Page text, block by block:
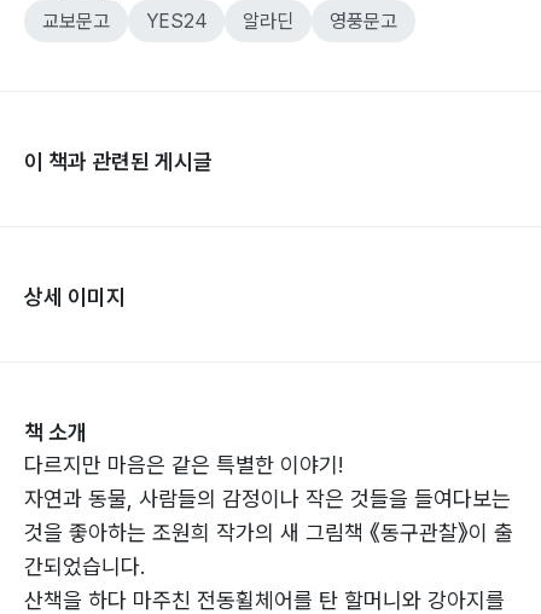
교보문고 YES24 알라딘 영풍문고
이 책과 관련된 게시글
상세 이미지
책 소개
다르지만 마음은 같은 특별한 이야기!
자연과 동물, 사람들의 감정이나 작은 것들을 들여다보는
것을 좋아하는 조원희 작가의 새 그림책 《동구관찰》이 출
간되었습니다.
산책을 하다 마주친 전동휠체어를 탄 할머니와 강아지를